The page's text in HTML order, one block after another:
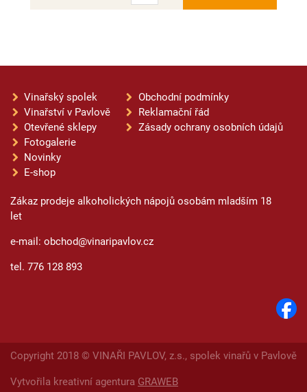
Vinařský spolek
Vinařství v Pavlově
Otevřené sklepy
Fotogalerie
Novinky
E-shop
Obchodní podmínky
Reklamační řád
Zásady ochrany osobních údajů
Zákaz prodeje alkoholických nápojů osobám mladším 18
let
e-mail: obchod@vinaripavlov.cz
tel. 776 128 893
Copyright 2018 © VINAŘI PAVLOV, z.s., spolek vinařů v Pavlově
Vytvořila kreativní agentura GRAWEB